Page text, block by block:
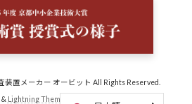
置メーカー オービット All Rights Reserved.
& Lightning Theme